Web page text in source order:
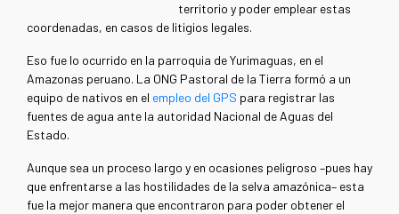
territorio y poder emplear estas
coordenadas, en casos de litigios legales.
Eso fue lo ocurrido en la parroquia de Yurimaguas, en el
Amazonas peruano. La ONG Pastoral de la Tierra formó a un
equipo de nativos en el empleo del GPS para registrar las
fuentes de agua ante la autoridad Nacional de Aguas del
Estado.
Aunque sea un proceso largo y en ocasiones peligroso –pues hay
que enfrentarse a las hostilidades de la selva amazónica– esta
fue la mejor manera que encontraron para poder obtener el